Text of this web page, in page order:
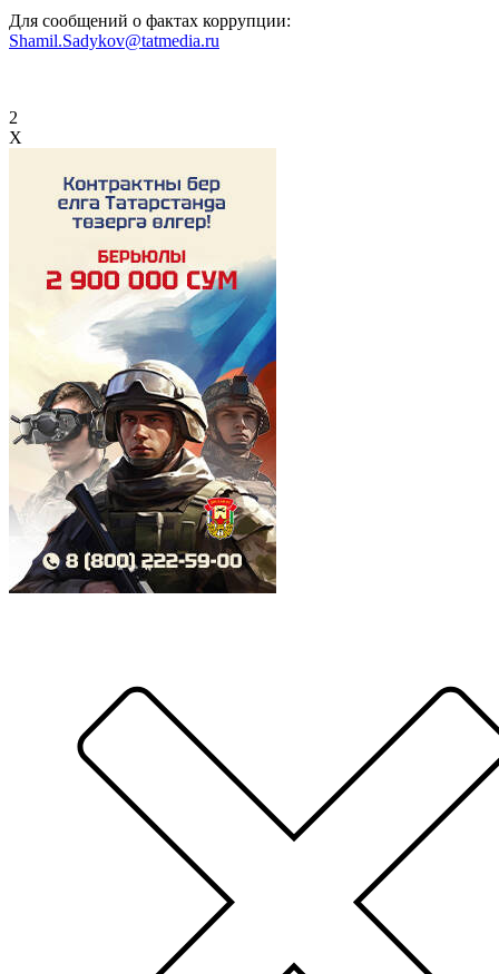
Для сообщений о фактах коррупции:
Shamil.Sadykov@tatmedia.ru
2
X